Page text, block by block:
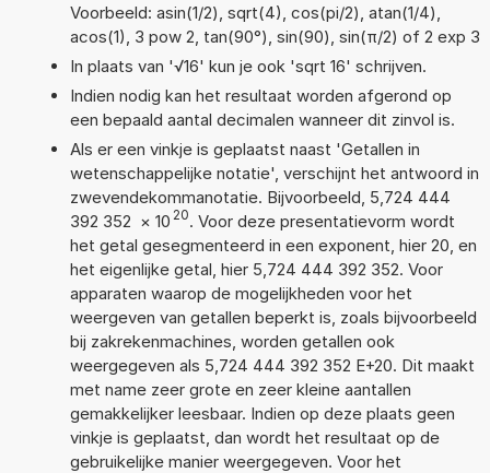
Voorbeeld: asin(1/2), sqrt(4), cos(pi/2), atan(1/4),
acos(1), 3 pow 2, tan(90°), sin(90), sin(π/2) of 2 exp 3
In plaats van '√16' kun je ook 'sqrt 16' schrijven.
Indien nodig kan het resultaat worden afgerond op
een bepaald aantal decimalen wanneer dit zinvol is.
Als er een vinkje is geplaatst naast 'Getallen in
wetenschappelijke notatie', verschijnt het antwoord in
zwevendekommanotatie. Bijvoorbeeld, 5,724 444
392 352 × 10 20. Voor deze presentatievorm wordt
het getal gesegmenteerd in een exponent, hier 20, en
het eigenlijke getal, hier 5,724 444 392 352. Voor
apparaten waarop de mogelijkheden voor het
weergeven van getallen beperkt is, zoals bijvoorbeeld
bij zakrekenmachines, worden getallen ook
weergegeven als 5,724 444 392 352 E+20. Dit maakt
met name zeer grote en zeer kleine aantallen
gemakkelijker leesbaar. Indien op deze plaats geen
vinkje is geplaatst, dan wordt het resultaat op de
gebruikelijke manier weergegeven. Voor het